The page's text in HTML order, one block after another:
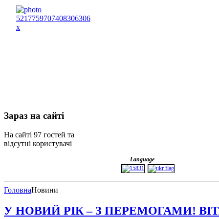
Зараз на сайті
На сайті 97 гостей та
відсутні користувачі
Language
ГоловнаНовини
У НОВИЙ РІК – З ПЕРЕМОГАМИ!